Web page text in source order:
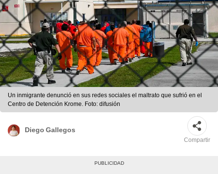
Un inmigrante denunció en sus redes sociales el maltrato que sufrió en el
Centro de Detención Krome. Foto: difusión
Compartir